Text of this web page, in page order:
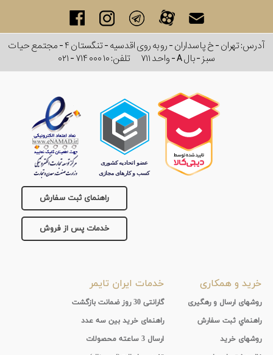
آدرس: تهران - خ پاسداران - رو به روی اقدسیه - تنگستان ۴ - مجتمع حیات
سبز - بال A - واحد ۷۱۱
تلفن:۰۲۱ - ۷۱۴ ۰۰۰ ۱۰
راهنمای ثبت سفارش
خدمات پس از فروش
خرید و همکاری
روشهای ارسال و رهگیری
راهنماي ثبت سفارش
روشهای خرید
خدمات ایران تایمر
گارانتی 30 روز ضمانت بازگشت
راهنمای خرید بین سه عدد
ارسال 3 ساعته محصولات